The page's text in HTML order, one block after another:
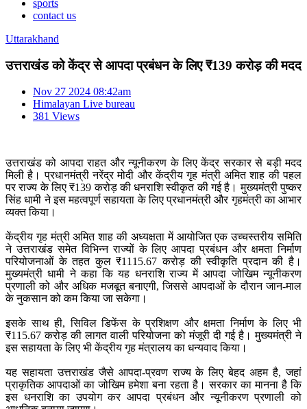
sports
contact us
Uttarakhand
उत्तराखंड को केंद्र से आपदा प्रबंधन के लिए ₹139 करोड़ की मदद
Nov 27 2024 08:42am
Himalayan Live bureau
381 Views
उत्तराखंड को आपदा राहत और न्यूनीकरण के लिए केंद्र सरकार से बड़ी मदद
मिली है। प्रधानमंत्री नरेंद्र मोदी और केंद्रीय गृह मंत्री अमित शाह की पहल
पर राज्य के लिए ₹139 करोड़ की धनराशि स्वीकृत की गई है। मुख्यमंत्री पुष्कर
सिंह धामी ने इस महत्वपूर्ण सहायता के लिए प्रधानमंत्री और गृहमंत्री का आभार
व्यक्त किया।
केंद्रीय गृह मंत्री अमित शाह की अध्यक्षता में आयोजित एक उच्चस्तरीय समिति
ने उत्तराखंड समेत विभिन्न राज्यों के लिए आपदा प्रबंधन और क्षमता निर्माण
परियोजनाओं के तहत कुल ₹1115.67 करोड़ की स्वीकृति प्रदान की है।
मुख्यमंत्री धामी ने कहा कि यह धनराशि राज्य में आपदा जोखिम न्यूनीकरण
प्रणाली को और अधिक मजबूत बनाएगी, जिससे आपदाओं के दौरान जान-माल
के नुकसान को कम किया जा सकेगा।
इसके साथ ही, सिविल डिफेंस के प्रशिक्षण और क्षमता निर्माण के लिए भी
₹115.67 करोड़ की लागत वाली परियोजना को मंजूरी दी गई है। मुख्यमंत्री ने
इस सहायता के लिए भी केंद्रीय गृह मंत्रालय का धन्यवाद किया।
यह सहायता उत्तराखंड जैसे आपदा-प्रवण राज्य के लिए बेहद अहम है, जहां
प्राकृतिक आपदाओं का जोखिम हमेशा बना रहता है। सरकार का मानना है कि
इस धनराशि का उपयोग कर आपदा प्रबंधन और न्यूनीकरण प्रणाली को